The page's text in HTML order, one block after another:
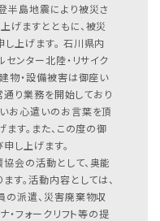
半島地震により被災さ
げますとともに、被災
上げます。 石川県内
ンター北陸・リサイク
物・設備被害は御座い
り業務を開始しており
お心遣いのお言葉を頂
す。また、この度の御
し上げます。
会の活動として、奥能
す。活動内容としては、
派遣、災害廃棄物収
フォークリフト等の提